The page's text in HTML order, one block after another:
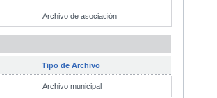
Archivo de asociación
Tipo de Archivo
Archivo municipal